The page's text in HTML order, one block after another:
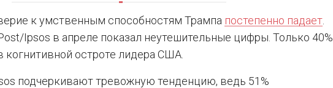
к умственным способностям Трампа постепенно падает
Ipsos в апреле показал неутешительные цифры. Только 40%
когнитивной остроте лидера США.
подчеркивают тревожную тенденцию, ведь 51%